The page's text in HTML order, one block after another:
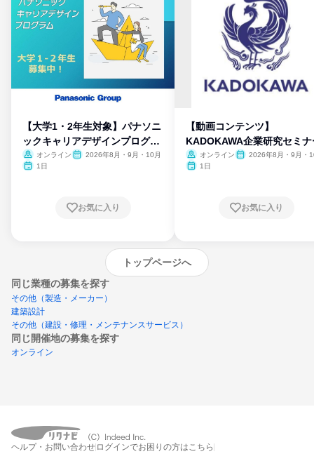
【大学1・2年生対象】パナソニ
ックキャリアデザインプログラ
ム
オンライン
2026年8月・9月・10月
1日
お気に入り
【動画コンテンツ】
KADOKAWA企業研究セミナ
オンライン
2026年8月・9月・
1日
お気に入り
トップページへ
同じ業種の募集を探す
その他（製造・メーカー）
建築設計
その他（建設・修理・メンテナンスサービス）
同じ開催地の募集を探す
オンライン
エントリーするとプログラムの詳細案内を
受け取れるようになります
ヘルプ・お問い合わせ ログインでお困りの方はこちら